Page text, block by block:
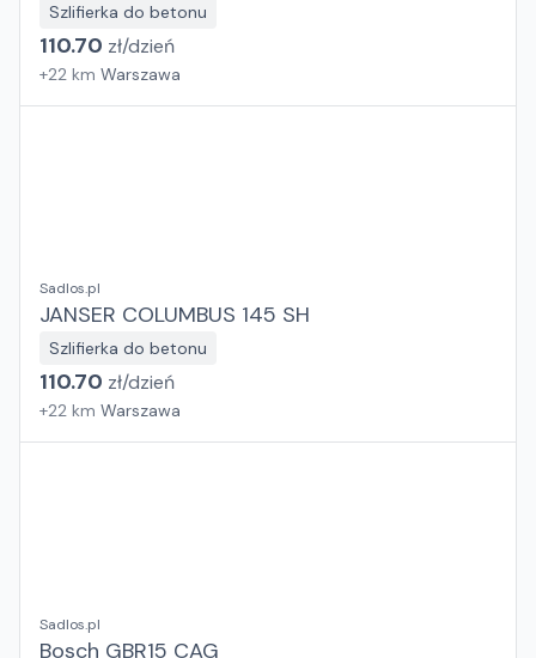
Szlifierka do betonu
110.70 zł/dzień
+22 km Warszawa
Sadlos.pl
JANSER COLUMBUS 145 SH
Szlifierka do betonu
110.70 zł/dzień
+22 km Warszawa
Sadlos.pl
Bosch GBR15 CAG